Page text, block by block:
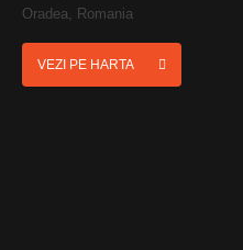
Oradea, Romania
VEZI PE HARTA